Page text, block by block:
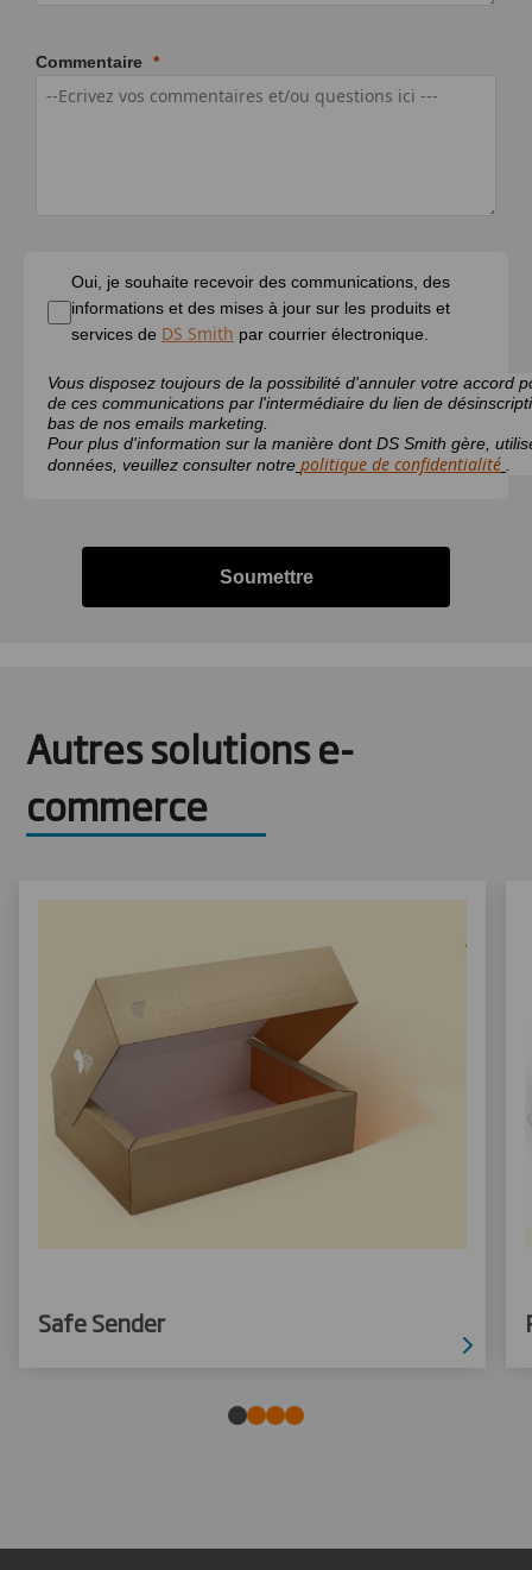
Commentaire
Oui, je souhaite recevoir des communications, des
informations et des mises à jour sur les produits et
services de DS Smith par courrier électronique.
Vous disposez toujours de la possibilité d'annuler votre accord
de ces communications par l'intermédiaire du lien de
bas de nos emails marketing.
Pour plus d'information sur la manière dont DS Smith gère,
données, veuillez consulter notre politique de confidentialité
Soumettre
Autres solutions e-
commerce
Safe Sender